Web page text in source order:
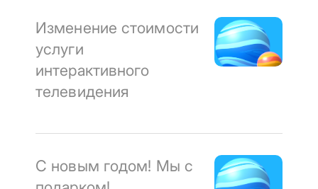
Изменение стоимости
услуги
интерактивного
телевидения
С новым годом! Мы с